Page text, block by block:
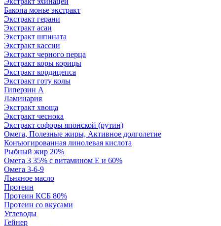
Бакопа монье экстракт
Экстракт герани
Экстракт асаи
Экстракт шпината
Экстракт кассии
Экстракт черного перца
Экстракт коры корицы
Экстракт кордицепса
Экстракт готу колы
Гиперзин А
Ламинария
Экстракт хвоща
Экстракт чеснока
Экстракт софоры японской (рутин)
Омега, Полезные жиры, Активное долголетие
Конъюгированная линолевая кислота
Рыбный жир 20%
Омега 3 35% с витамином Е и 60%
Омега 3-6-9
Льняное масло
Протеин
Протеин КСБ 80%
Протеин со вкусами
Углеводы
Гейнер